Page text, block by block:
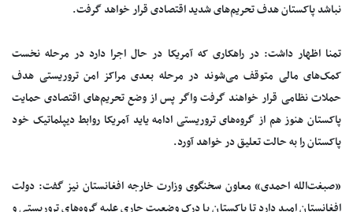
نباشد پاکستان هدف تحریم‌های شدید اقتصادی قرار خواهد گرفت.
تمنا اظهار داشت: در راهکاری که آمریکا در حال اجرا دارد در مرحله نخست
کمک‌های مالی متوقف می‌شوند در مرحله بعدی مراکز امن تروریستی هدف
حملات نظامی قرار خواهند گرفت واگر پس از وضع تحریم‌های اقتصادی حمایت
پاکستان هنوز هم از گروه‌های تروریستی ادامه یاید آمریکا روابط دیپلماتیک خود
پاکستان را به حالت تعلیق در خواهد آورد.
«صبغت‌الله احمدی» معاون سخنگوی وزارت خارجه افغانستان نیز گفت: دولت